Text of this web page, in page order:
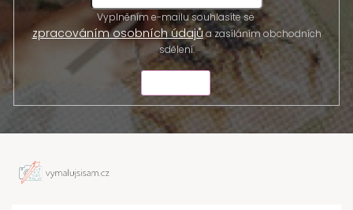
Vyplněním e-mailu souhlasíte se
zpracováním osobních údajůa zasíláním obchodních
sdělení.